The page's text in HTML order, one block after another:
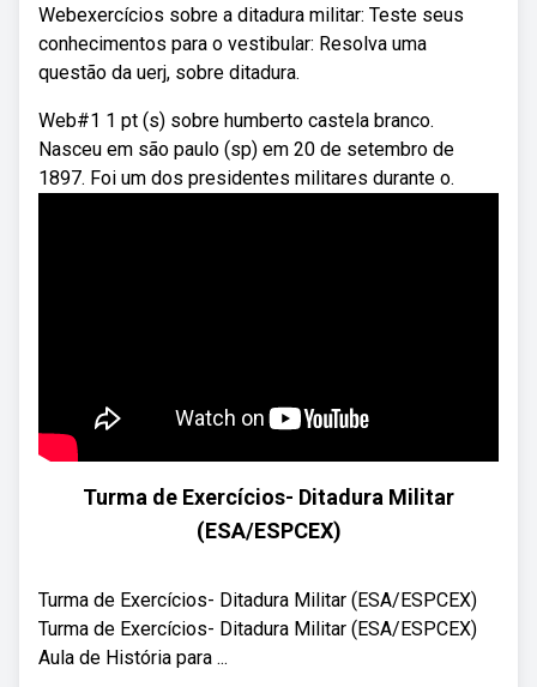
Webexercícios sobre a ditadura militar: Teste seus
conhecimentos para o vestibular: Resolva uma
questão da uerj, sobre ditadura.
Web#1 1 pt (s) sobre humberto castela branco.
Nasceu em são paulo (sp) em 20 de setembro de
1897. Foi um dos presidentes militares durante o.
Turma de Exercícios- Ditadura Militar
(ESA/ESPCEX)
Turma de Exercícios- Ditadura Militar (ESA/ESPCEX)
Turma de Exercícios- Ditadura Militar (ESA/ESPCEX)
Aula de História para ...